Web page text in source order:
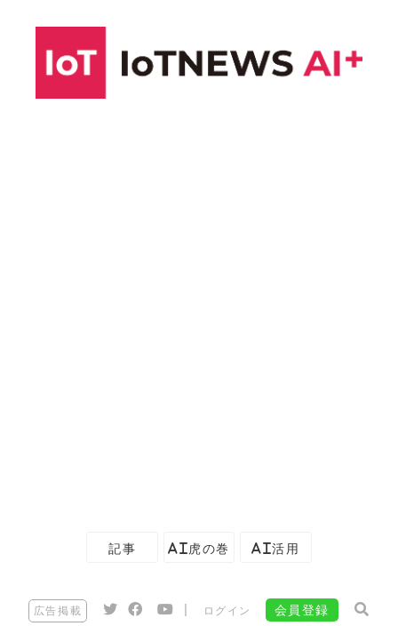
記事 AI虎の巻 AI活用
広告掲載 ログイン 会員登録